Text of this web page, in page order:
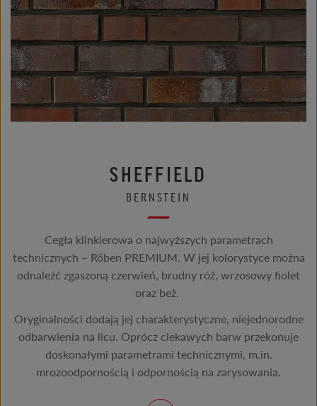
SHEFFIELD
BERNSTEIN
Cegła klinkierowa o najwyższych parametrach
technicznych – Röben PREMIUM. W jej kolorystyce można
odnaleźć zgaszoną czerwień, brudny róż, wrzosowy fiolet
oraz beż.
Oryginalności dodają jej charakterystyczne, niejednorodne
odbarwienia na licu. Oprócz ciekawych barw przekonuje
doskonałymi parametrami technicznymi, m.in.
mrozoodpornością i odpornością na zarysowania.